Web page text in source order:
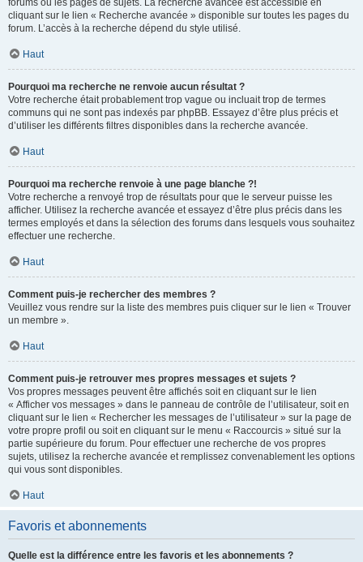
forums ou les pages de sujets. La recherche avancée est accessible en
cliquant sur le lien « Recherche avancée » disponible sur toutes les pages du
forum. L’accès à la recherche dépend du style utilisé.
Haut
Pourquoi ma recherche ne renvoie aucun résultat ?
Votre recherche était probablement trop vague ou incluait trop de termes
communs qui ne sont pas indexés par phpBB. Essayez d’être plus précis et
d’utiliser les différents filtres disponibles dans la recherche avancée.
Haut
Pourquoi ma recherche renvoie à une page blanche ?!
Votre recherche a renvoyé trop de résultats pour que le serveur puisse les
afficher. Utilisez la recherche avancée et essayez d’être plus précis dans les
termes employés et dans la sélection des forums dans lesquels vous souhaitez
effectuer une recherche.
Haut
Comment puis-je rechercher des membres ?
Veuillez vous rendre sur la liste des membres puis cliquer sur le lien « Trouver
un membre ».
Haut
Comment puis-je retrouver mes propres messages et sujets ?
Vos propres messages peuvent être affichés soit en cliquant sur le lien
« Afficher vos messages » dans le panneau de contrôle de l’utilisateur, soit en
cliquant sur le lien « Rechercher les messages de l’utilisateur » sur la page de
votre propre profil ou soit en cliquant sur le menu « Raccourcis » situé sur la
partie supérieure du forum. Pour effectuer une recherche de vos propres
sujets, utilisez la recherche avancée et remplissez convenablement les options
qui vous sont disponibles.
Haut
Favoris et abonnements
Quelle est la différence entre les favoris et les abonnements ?